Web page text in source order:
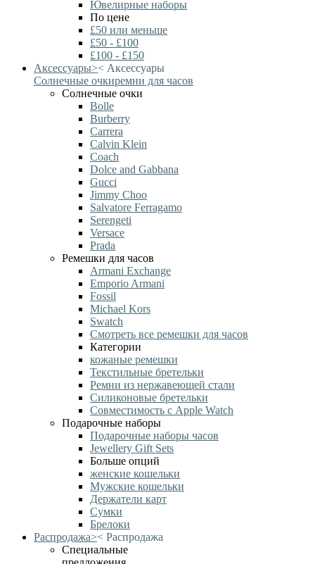
Ювелирные наборы
По цене
£50 или меньше
£50 - £100
£100 - £150
Аксессуары>< Аксессуары
Солнечные очкиремни для часов
Солнечные очки
Bolle
Burberry
Carrera
Calvin Klein
Coach
Dolce and Gabbana
Gucci
Jimmy Choo
Salvatore Ferragamo
Serengeti
Versace
Prada
Ремешки для часов
Armani Exchange
Emporio Armani
Fossil
Michael Kors
Swatch
Смотреть все ремешки для часов
Категории
кожаные ремешки
Текстильные бретельки
Ремни из нержавеющей стали
Силиконовые бретельки
Совместимость с Apple Watch
Подарочные наборы
Подарочные наборы часов
Jewellery Gift Sets
Больше опций
женские кошельки
Мужские кошельки
Держатели карт
Сумки
Брелоки
Распродажа>< Распродажа
Специальные